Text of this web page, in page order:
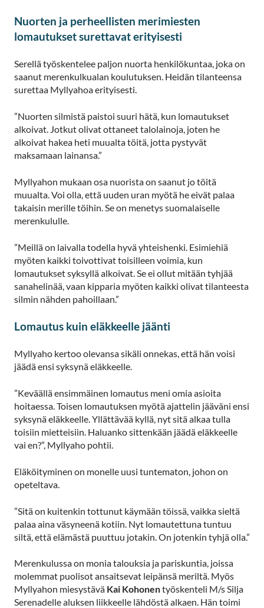
Nuorten ja perheellisten merimiesten
lomautukset surettavat erityisesti
Serellä työskentelee paljon nuorta henkilökuntaa, joka on
saanut merenkulkualan koulutuksen. Heidän tilanteensa
surettaa Myllyahoa erityisesti.
”Nuorten silmistä paistoi suuri hätä, kun lomautukset
alkoivat. Jotkut olivat ottaneet talolainoja, joten he
alkoivat hakea heti muualta töitä, jotta pystyvät
maksamaan lainansa.”
Myllyahon mukaan osa nuorista on saanut jo töitä
muualta. Voi olla, että uuden uran myötä he eivät palaa
takaisin merille töihin. Se on menetys suomalaiselle
merenkululle.
”Meillä on laivalla todella hyvä yhteishenki. Esimiehiä
myöten kaikki toivottivat toisilleen voimia, kun
lomautukset syksyllä alkoivat. Se ei ollut mitään tyhjää
sanahelinää, vaan kipparia myöten kaikki olivat tilanteesta
silmin nähden pahoillaan.”
Lomautus kuin eläkkeelle jäänti
Myllyaho kertoo olevansa sikäli onnekas, että hän voisi
jäädä ensi syksynä eläkkeelle.
”Keväällä ensimmäinen lomautus meni omia asioita
hoitaessa. Toisen lomautuksen myötä ajattelin jääväni ensi
syksynä eläkkeelle. Yllättävää kyllä, nyt sitä alkaa tulla
toisiin mietteisiin. Haluanko sittenkään jäädä eläkkeelle
vai en?”, Myllyaho pohtii.
Eläköityminen on monelle uusi tuntematon, johon on
opeteltava.
”Sitä on kuitenkin tottunut käymään töissä, vaikka sieltä
palaa aina väsyneenä kotiin. Nyt lomautettuna tuntuu
siltä, että elämästä puuttuu jotakin. On jotenkin tyhjä olla.”
Merenkulussa on monia talouksia ja pariskuntia, joissa
molemmat puolisot ansaitsevat leipänsä meriltä. Myös
Myllyahon miesystävä Kai Kohonentyöskenteli M/s Silja
Serenadelle aluksen liikkeelle lähdöstä alkaen. Hän toimi